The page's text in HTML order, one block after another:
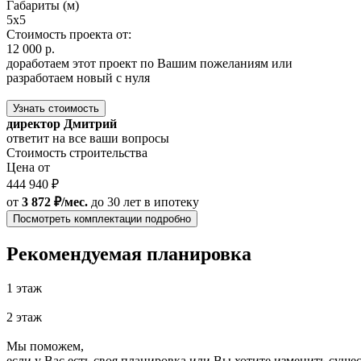
Габариты (м)
5x5
Стоимость проекта от:
12 000 р.
доработаем этот проект по Вашим пожеланиям или
разработаем новый с нуля
Узнать стоимость
директор Дмитрий
ответит на все ваши вопросы
Стоимость строительства
Цена от
444 940 ₽
от 3 872 ₽/мес. до 30 лет в ипотеку
Посмотреть комплектации подробно
Рекомендуемая планировка
1 этаж
2 этаж
Мы поможем,